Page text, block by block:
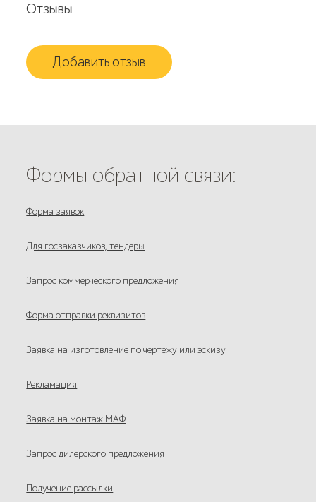
Отзывы
Добавить отзыв
Формы обратной связи:
Форма заявок
Для госзаказчиков, тендеры
Запрос коммерческого предложения
Форма отправки реквизитов
Заявка на изготовление по чертежу или эскизу
Рекламация
Заявка на монтаж МАФ
Запрос дилерского предложения
Получение рассылки